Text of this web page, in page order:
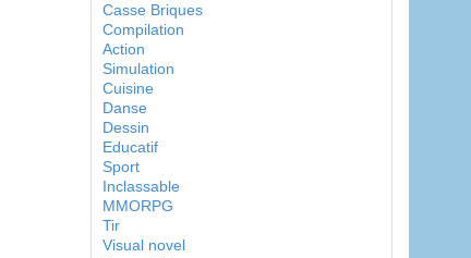
Casse Briques
Compilation
Action
Simulation
Cuisine
Danse
Dessin
Educatif
Sport
Inclassable
MMORPG
Tir
Visual novel